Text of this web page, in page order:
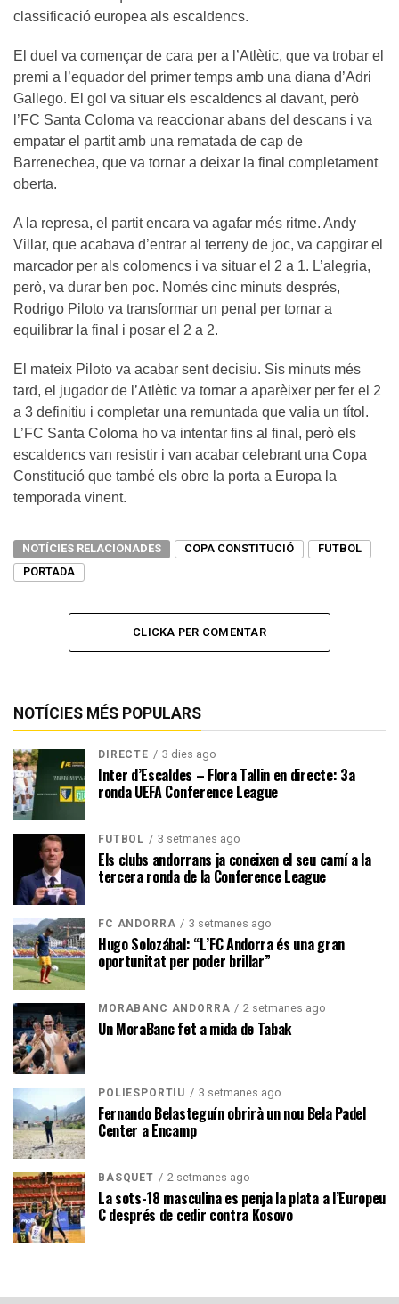
classificació europea als escaldencs.
El duel va començar de cara per a l’Atlètic, que va trobar el
premi a l’equador del primer temps amb una diana d’Adri
Gallego. El gol va situar els escaldencs al davant, però
l’FC Santa Coloma va reaccionar abans del descans i va
empatar el partit amb una rematada de cap de
Barrenechea, que va tornar a deixar la final completament
oberta.
A la represa, el partit encara va agafar més ritme. Andy
Villar, que acabava d’entrar al terreny de joc, va capgirar el
marcador per als colomencs i va situar el 2 a 1. L’alegria,
però, va durar ben poc. Només cinc minuts després,
Rodrigo Piloto va transformar un penal per tornar a
equilibrar la final i posar el 2 a 2.
El mateix Piloto va acabar sent decisiu. Sis minuts més
tard, el jugador de l’Atlètic va tornar a aparèixer per fer el 2
a 3 definitiu i completar una remuntada que valia un títol.
L’FC Santa Coloma ho va intentar fins al final, però els
escaldencs van resistir i van acabar celebrant una Copa
Constitució que també els obre la porta a Europa la
temporada vinent.
NOTÍCIES RELACIONADES COPA CONSTITUCIÓ
FUTBOL
PORTADA
CLICKA PER COMENTAR
NOTÍCIES MÉS POPULARS
DIRECTE 3 dies ago
Inter d’Escaldes – Flora Tallin en directe: 3a
ronda UEFA Conference League
FUTBOL 3 setmanes ago
Els clubs andorrans ja coneixen el seu camí a la
tercera ronda de la Conference League
FC ANDORRA 3 setmanes ago
Hugo Solozábal: “L’FC Andorra és una gran
oportunitat per poder brillar”
MORABANC ANDORRA 2 setmanes ago
Un MoraBanc fet a mida de Tabak
POLIESPORTIU 3 setmanes ago
Fernando Belasteguín obrirà un nou Bela Padel
Center a Encamp
BÀSQUET 2 setmanes ago
La sots-18 masculina es penja la plata a l’Europeu
C després de cedir contra Kosovo